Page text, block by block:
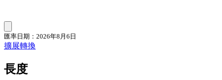
匯率日期：2026年8月6日
擴展轉換
長度